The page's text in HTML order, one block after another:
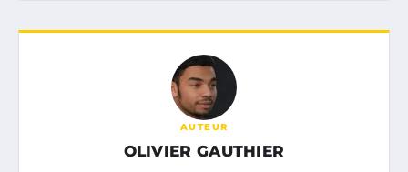
AUTEUR
OLIVIER GAUTHIER